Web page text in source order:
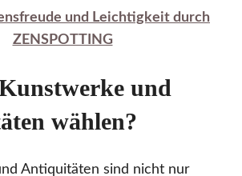
und Leichtigkeit durch
ZENSPOTTING
und
wählen?
Antiquitäten sind nicht nur